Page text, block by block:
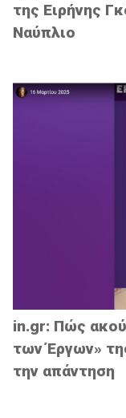
της Ειρήνης
Ναύπλιο
in.gr: Πώς
των Έργων»
την απάντηση